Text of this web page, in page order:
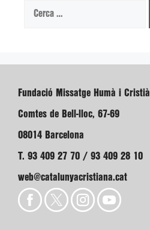
Cerca:
Fundació Missatge Humà i Cristià
Comtes de Bell-lloc, 67-69
08014 Barcelona
T. 93 409 27 70 / 93 409 28 10
web@catalunyacristiana.cat